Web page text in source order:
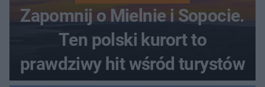
Zapomnij o Mielnie i Sopocie.
Ten polski kurort to
prawdziwy hit wśród turystów